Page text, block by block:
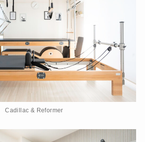
Cadillac & Reformer